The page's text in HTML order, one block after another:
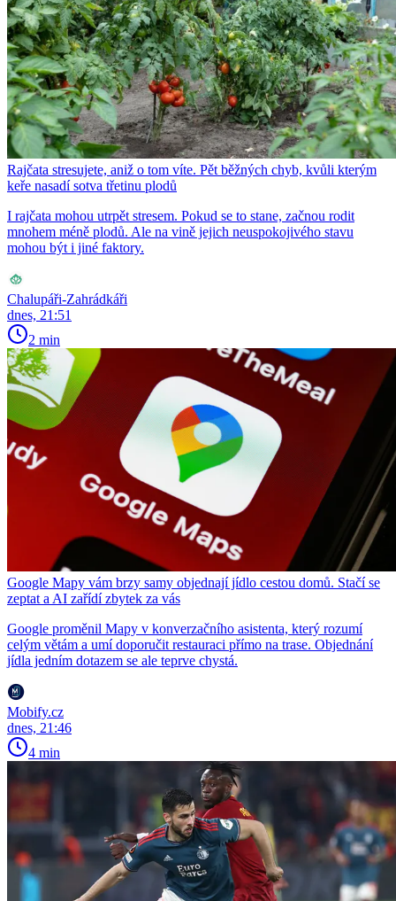
Rajčata stresujete, aniž o tom víte. Pět běžných chyb, kvůli kterým
keře nasadí sotva třetinu plodů
I rajčata mohou utrpět stresem. Pokud se to stane, začnou rodit
mnohem méně plodů. Ale na vině jejich neuspokojivého stavu
mohou být i jiné faktory.
Chalupáři-Zahrádkáři
dnes, 21:51
2 min
Google Mapy vám brzy samy objednají jídlo cestou domů. Stačí se
zeptat a AI zařídí zbytek za vás
Google proměnil Mapy v konverzačního asistenta, který rozumí
celým větám a umí doporučit restauraci přímo na trase. Objednání
jídla jedním dotazem se ale teprve chystá.
Mobify.cz
dnes, 21:46
4 min